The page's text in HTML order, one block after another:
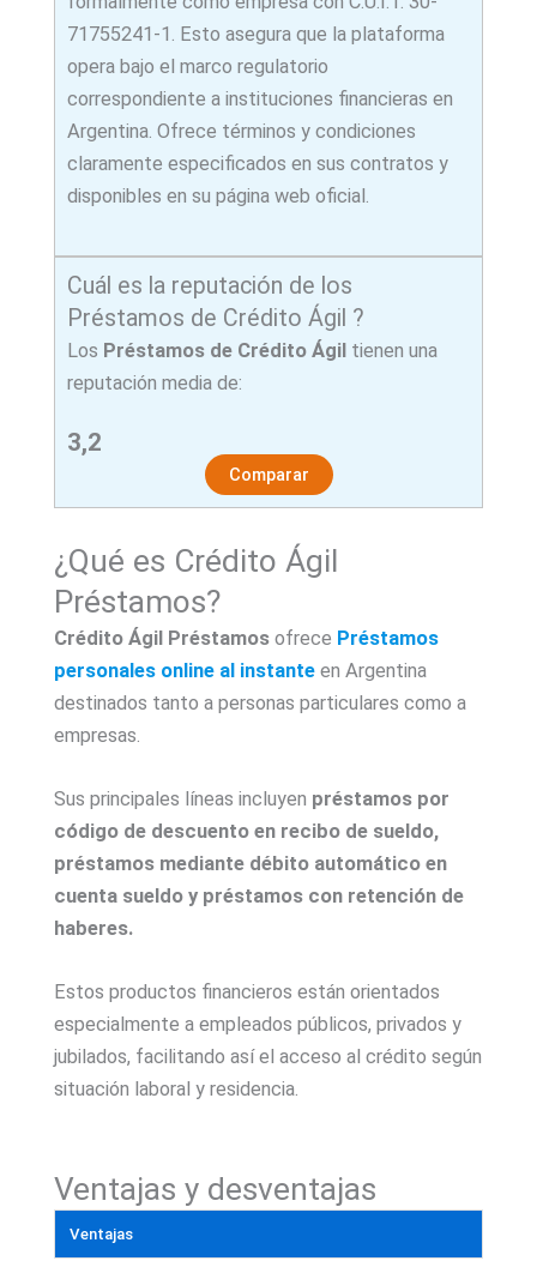
71755241-1. Esto asegura que la plataforma
opera bajo el marco regulatorio
correspondiente a instituciones financieras en
Argentina. Ofrece términos y condiciones
claramente especificados en sus contratos y
disponibles en su página web oficial.
Cuál es la reputación de los
Préstamos de Crédito Ágil ?
Los Préstamos de Crédito Ágil tienen una
reputación media de:
3,2
Comparar
¿Qué es Crédito Ágil
Préstamos?
Crédito Ágil Préstamos ofrece Préstamos
personales online al instante en Argentina
destinados tanto a personas particulares como a
empresas.
Sus principales líneas incluyen préstamos por
código de descuento en recibo de sueldo,
préstamos mediante débito automático en
cuenta sueldo y préstamos con retención de
haberes.
Estos productos financieros están orientados
especialmente a empleados públicos, privados y
jubilados, facilitando así el acceso al crédito según
situación laboral y residencia.
Ventajas y desventajas
Ventajas